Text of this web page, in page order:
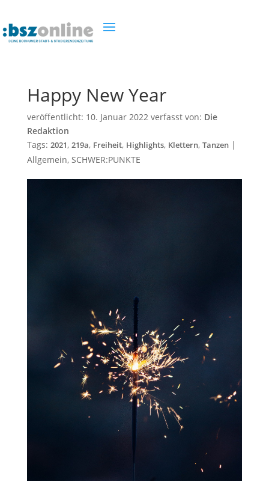
Happy New Year
veröffentlicht: 10. Januar 2022verfasst von: Die
Redaktion
Tags: 2021, 219a, Freiheit, Highlights, Klettern, Tanzen|
Allgemein, SCHWER:PUNKTE